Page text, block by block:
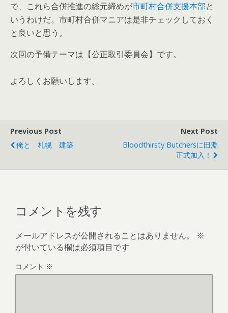
で、これら合併推進の総元締めが市町村合併支援本部と
いうわけだ。市町村合併マニアは是非チェックしておく
と良いと思う。
次回の予備テーマは【公正取引委員会】です。
よろしくお願いします。
Previous Post
俺と 札幌 建築
Next Post
Bloodthirsty Butchersに田淵
正式加入！
コメントを残す
メールアドレスが公開されることはありません。
※
が付いている欄は必須項目です
コメント ※